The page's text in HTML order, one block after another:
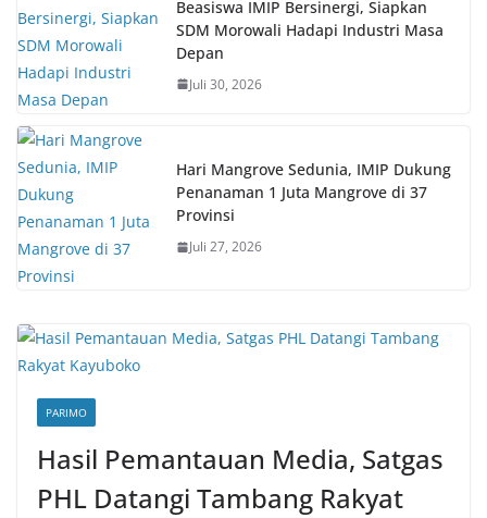
Beasiswa IMIP Bersinergi, Siapkan
SDM Morowali Hadapi Industri Masa
Depan
Juli 30, 2026
Hari Mangrove Sedunia, IMIP Dukung
Penanaman 1 Juta Mangrove di 37
Provinsi
Juli 27, 2026
PARIMO
Hasil Pemantauan Media, Satgas
PHL Datangi Tambang Rakyat